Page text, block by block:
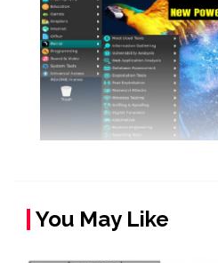
You May Like